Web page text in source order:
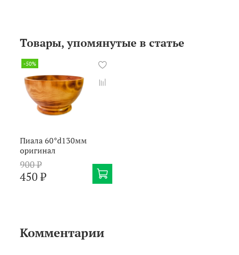
Товары, упомянутые в статье
-50%
Пиала 60*d130мм
оригинал
900 ₽
450 ₽
Комментарии